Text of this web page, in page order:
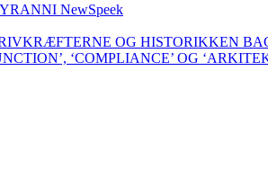
NewSpeek
OG HISTORIKKEN
‘COMPLIANCE’ OG